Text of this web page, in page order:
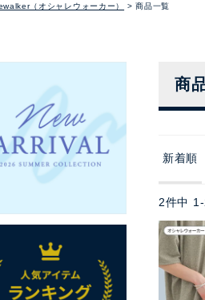
（オシャレウォーカー） 商品一覧
商
新着順
2件中 1 -